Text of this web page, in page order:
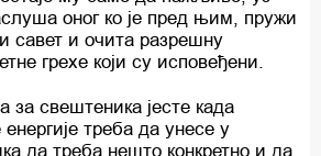
оног ко је пред њим, пружи
савет и очита разрешну
грехе који су исповеђени.
за свештеника јесте када
енергије треба да унесе у
да треба нешто конкретно и да